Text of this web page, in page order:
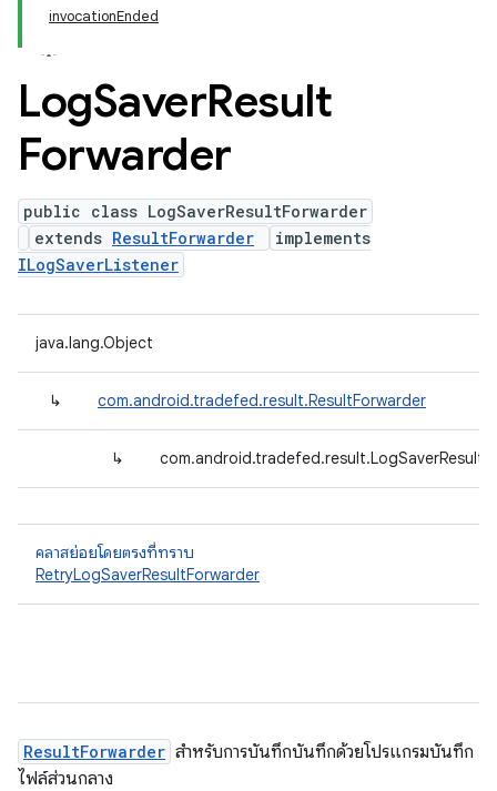
invocationEnded
LogSaverResult
Forwarder
public class LogSaverResultForwarder
extends ResultForwarder
implements
ILogSaverListener
java.lang.Object
↳ com.android.tradefed.result.ResultForwarder
↳
คลาสย่อยโดยตรงที่ทราบ
RetryLogSaverResultForwarder
ResultForwarder สำหรับการบันทึกบันทึกด้วยโปรแกรมบันทึก
ไฟล์ส่วนกลาง